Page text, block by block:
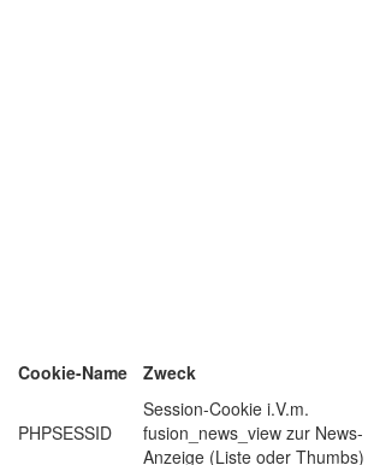
Cookie-Name Zweck
PHPSESSID
Session-Cookie i.V.m.
fusion_news_view zur News-
Anzeige (Liste oder Thumbs)